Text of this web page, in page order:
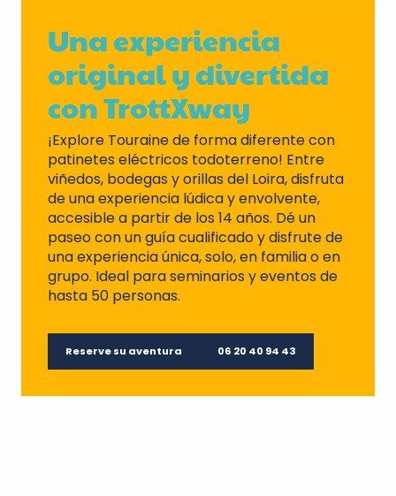
Una experiencia
original y divertida
con TrottXway
¡Explore Touraine de forma diferente con
patinetes eléctricos todoterreno! Entre
viñedos, bodegas y orillas del Loira, disfruta
de una experiencia lúdica y envolvente,
accesible a partir de los 14 años. Dé un
paseo con un guía cualificado y disfrute de
una experiencia única, solo, en familia o en
grupo. Ideal para seminarios y eventos de
hasta 50 personas.
Reserve su aventura 06 20 40 94 43